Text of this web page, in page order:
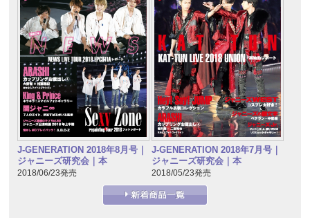
J-GENERATION 2018年8月号｜
ジャニーズ研究会｜本
2018/06/23発売
J-GENERATION 2018年7月号｜
ジャニーズ研究会｜本
2018/05/23発売